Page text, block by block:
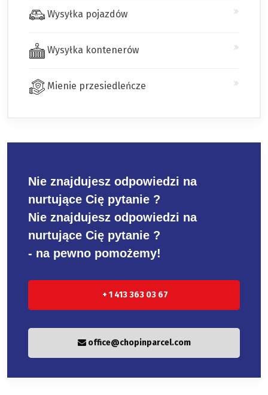
Wysyłka pojazdów
Wysyłka kontenerów
Mienie przesiedleńcze
Nie znajdujesz odpowiedzi na
nurtujące Cię pytanie ?
Nie znajdujesz odpowiedzi na
nurtujące Cię pytanie ?
- na pewno pomożemy!
+ 1 413 363 03 67
office@chopinparcel.com